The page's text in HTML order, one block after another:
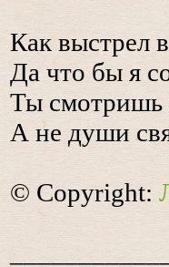
Как выстрел
Да что бы я
Ты смотришь
А не души
© Copyright: